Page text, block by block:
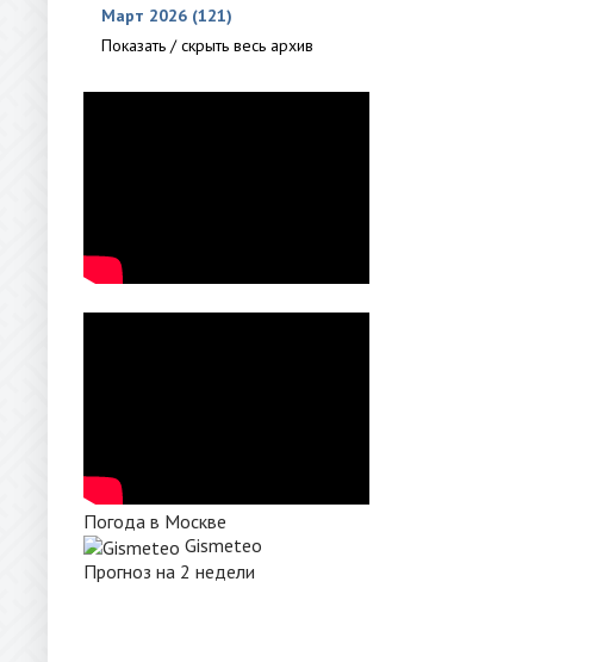
Март 2026 (121)
Показать / скрыть весь архив
Погода в Москве
Gismeteo
Прогноз на 2 недели